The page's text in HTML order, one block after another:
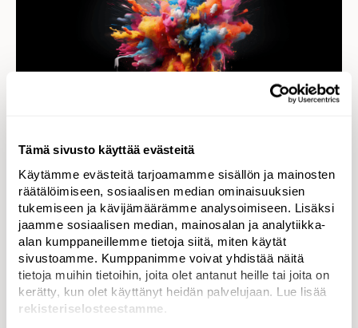
Tämä sivusto käyttää evästeitä
Käytämme evästeitä tarjoamamme sisällön ja mainosten
räätälöimiseen, sosiaalisen median ominaisuuksien
tukemiseen ja kävijämäärämme analysoimiseen. Lisäksi
jaamme sosiaalisen median, mainosalan ja analytiikka-
alan kumppaneillemme tietoja siitä, miten käytät
sivustoamme. Kumppanimme voivat yhdistää näitä
tietoja muihin tietoihin, joita olet antanut heille tai joita on
kerätty, kun olet käyttänyt heidän palvelujaan. Lue lisää
rekisteriselosteestamme
Tekoälyn hiljainen vallankumous
Sosiaalisen median alustat hyödyntävät jo tekoälyä